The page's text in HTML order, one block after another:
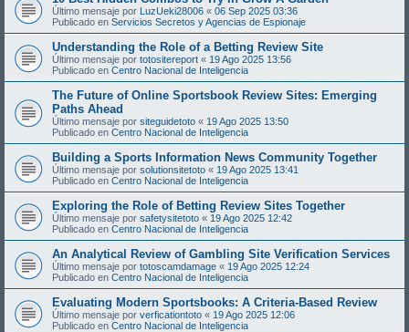
Último mensaje por LuzUeki28006 « 06 Sep 2025 03:36
Publicado en Servicios Secretos y Agencias de Espionaje
Understanding the Role of a Betting Review Site
Último mensaje por totositereport « 19 Ago 2025 13:56
Publicado en Centro Nacional de Inteligencia
The Future of Online Sportsbook Review Sites: Emerging
Paths Ahead
Último mensaje por siteguidetoto « 19 Ago 2025 13:50
Publicado en Centro Nacional de Inteligencia
Building a Sports Information News Community Together
Último mensaje por solutionsitetoto « 19 Ago 2025 13:41
Publicado en Centro Nacional de Inteligencia
Exploring the Role of Betting Review Sites Together
Último mensaje por safetysitetoto « 19 Ago 2025 12:42
Publicado en Centro Nacional de Inteligencia
An Analytical Review of Gambling Site Verification Services
Último mensaje por totoscamdamage « 19 Ago 2025 12:24
Publicado en Centro Nacional de Inteligencia
Evaluating Modern Sportsbooks: A Criteria-Based Review
Último mensaje por verficationtoto « 19 Ago 2025 12:06
Publicado en Centro Nacional de Inteligencia